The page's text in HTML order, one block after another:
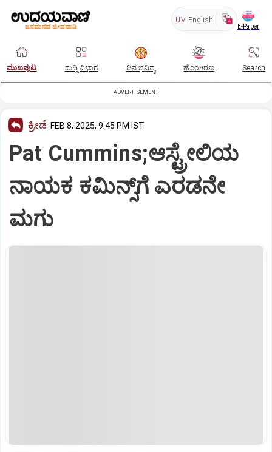
UV English
E-Paper
ಮುಖಪುಟ ಸುದ್ದಿ ವಿಭಾಗ ದಿನ ಭವಿಷ್ಯ ಹೊಂಗಿರಣ Search
ADVERTISEMENT
ಕ್ರೀಡೆ FEB 8, 2025, 9:45 PM IST
Pat Cummins;ಆಸ್ಟ್ರೇಲಿಯ
ನಾಯಕ ಕಮಿನ್ಸ್‌ಗೆ ಎರಡನೇ
ಮಗು